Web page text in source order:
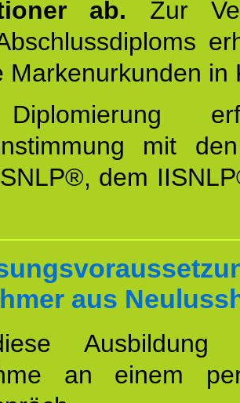
ab. Zur
Markenurkunden in
mit
dem
aus
an einem